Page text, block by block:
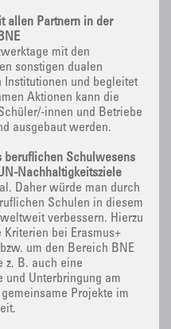
allen Partnern in der
mit den
sonstigen dualen
Institutionen und begleitet
Aktionen kann die
innen und Betriebe
ausgebaut werden.
beruflichen Schulwesens
Nachhaltigkeitsziele
Daher würde man durch
Schulen in diesem
verbessern. Hierzu
bei Erasmus+
um den Bereich BNE
z. B. auch eine
und Unterbringung am
Projekte im